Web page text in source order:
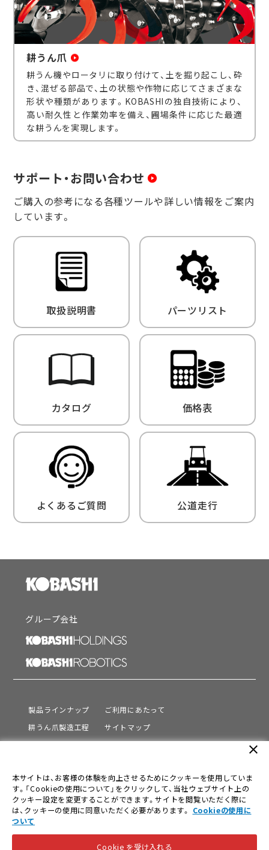
耕うん爪
耕うん機やロータリに取り付けて、土を掘り起こし、砕
き、混ぜる部品で、土の状態や作物に応じてさまざまな
形状や種類があります。KOBASHIの独自技術により、
高い耐久性と作業効率を備え、圃場条件に応じた最適
な耕うんを実現します。
サポート・お問い合わせ
ご購入の参考になる各種ツールや詳しい情報をご案内
しています。
取扱説明書 パーツリスト
カタログ 価格表
よくあるご質問 公道走行
グループ会社
製品ラインナップ
耕うん爪製造工程
サポート
会社情報
採用情報
ニュース
ご利用にあたって
サイトマップ
プライバシーポリシー
本サイトは、お客様の体験を向上させるためにクッキーを使用していま
す。「Cookieの使用について」をクリックして、当社ウェブサイト上の
クッキー設定を変更することができます。サイトを閲覧いただく際に
は、クッキーの使用に同意いただく必要があります。 Cookieの使用に
ついて
Cookie を受け入れる
close